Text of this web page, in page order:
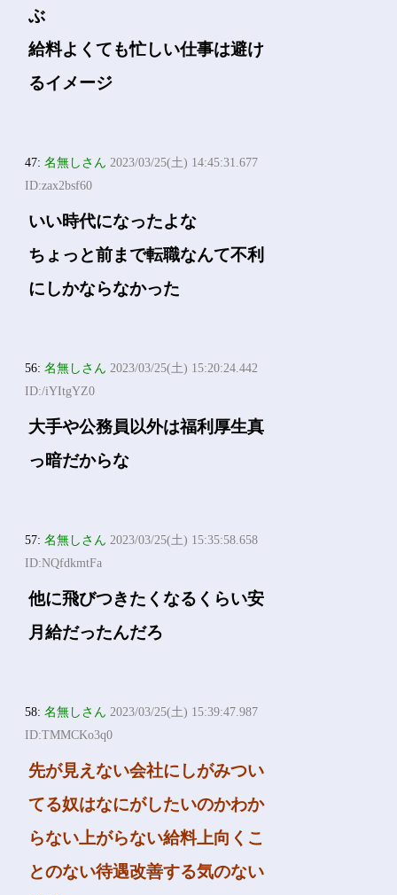
ぶ
給料よくても忙しい仕事は避け
るイメージ
47:名無しさん 2023/03/25(土) 14:45:31.677
ID:zax2bsf60
いい時代になったよな
ちょっと前まで転職なんて不利
にしかならなかった
56:名無しさん 2023/03/25(土) 15:20:24.442
ID:/iYItgYZ0
大手や公務員以外は福利厚生真
っ暗だからな
57:名無しさん 2023/03/25(土) 15:35:58.658
ID:NQfdkmtFa
他に飛びつきたくなるくらい安
月給だったんだろ
58:名無しさん 2023/03/25(土) 15:39:47.987
ID:TMMCKo3q0
先が見えない会社にしがみつい
てる奴はなにがしたいのかわか
らない上がらない給料上向くこ
とのない待遇改善する気のない